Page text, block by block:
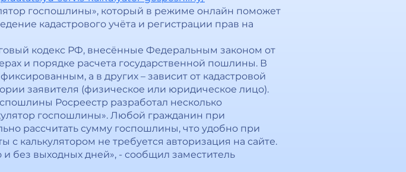
госпошлины», который в режиме онлайн поможет
кадастрового учёта и регистрации прав на
кодекс РФ, внесённые Федеральным законом от
и порядке расчета государственной пошлины. В
а в других – зависит от кадастровой
заявителя (физическое или юридическое лицо).
Росреестр разработал несколько
госпошлины». Любой гражданин при
рассчитать сумму госпошлины, что удобно при
калькулятором не требуется авторизация на сайте.
без выходных дней», - сообщил заместитель